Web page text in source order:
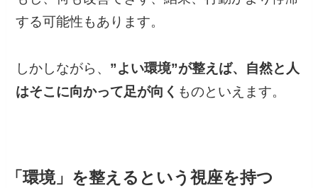
する可能性もあります。
しかしながら、 ”よい環境”が整えば、自然と人
はそこに向かって足が向く ものといえます。
「環境」を整えるという視座を持つ